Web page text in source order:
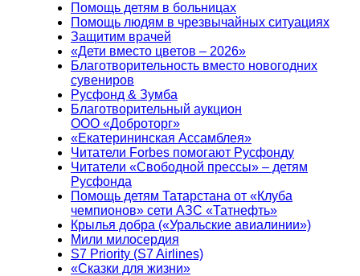
Помощь детям в больницах
Помощь людям в чрезвычайных ситуациях
Защитим врачей
«Дети вместо цветов – 2026»
Благотворительность вместо новогодних
сувениров
Русфонд & Зумба
Благотворительный аукцион
ООО «Доброторг»
«Екатерининская Ассамблея»
Читатели Forbes помогают Русфонду
Читатели «Свободной прессы» – детям
Русфонда
Помощь детям Татарстана от «Клуба
чемпионов» сети АЗС «Татнефть»
Крылья добра («Уральские авиалинии»)
Мили милосердия
S7 Priority (S7 Airlines)
«Сказки для жизни»